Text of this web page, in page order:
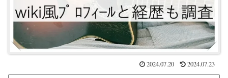
2024.07.20 2024.07.23